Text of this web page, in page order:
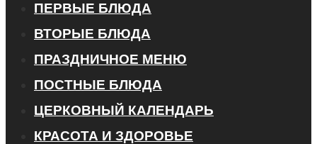
ПЕРВЫЕ БЛЮДА
ВТОРЫЕ БЛЮДА
ПРАЗДНИЧНОЕ МЕНЮ
ПОСТНЫЕ БЛЮДА
ЦЕРКОВНЫЙ КАЛЕНДАРЬ
КРАСОТА И ЗДОРОВЬЕ